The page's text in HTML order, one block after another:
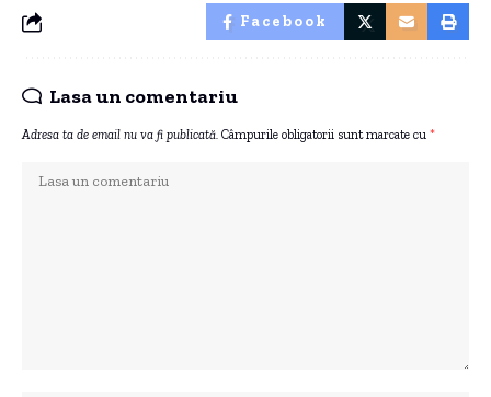
Facebook
Lasa un comentariu
Adresa ta de email nu va fi publicată. Câmpurile obligatorii sunt marcate cu *